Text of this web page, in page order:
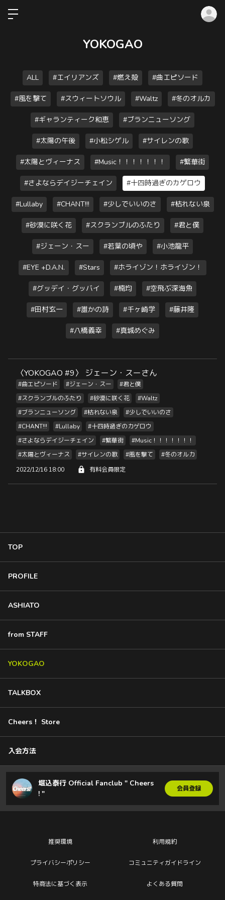
YOKOGAO
ALL #エイリアンズ #燃え殻 #曲エピソード
#風を撃て #スウィートソウル #Waltz #冬のオルカ
#ギャランティーク和恵 #ブランニューソング
#太陽の午後 #小松シゲル #サイレンの歌
#太陽とヴィーナス #Music！！！！！！！ #繁華街
#さよならデイジーチェイン #十四時過ぎのカゲロウ
#Lullaby #CHANT!!! #少しでいいのさ #枯れない泉
#砂漠に咲く花 #スクランブルのふたり #君と僕
#ジェーン・スー #若葉の頃や #小池龍平
#EYE +D.A.N. #Stars #ホライゾン！ホライゾン！
#グッデイ・グッバイ #楠均 #空飛ぶ深海魚
#田村玄一 #誰かの詩 #千ヶ崎学 #藤井隆
#八橋義幸 #真城めぐみ
〈YOKOGAO #9〉 ジェーン・スーさん
#曲エピソード #ジェーン・スー
#君と僕
#スクランブルのふたり
#砂漠に咲く花
#Waltz
#ブランニューソング
#枯れない泉
#少しでいいのさ
#CHANT!!!
#Lullaby
#十四時過ぎのカゲロウ
#さよならデイジーチェイン
#繁華街
#Music！！！！！！！
#太陽とヴィーナス
#サイレンの歌 #風を撃て
#冬のオルカ
2022/12/16 18:00
有料会員限定
TOP
PROFILE
ASHIATO
from STAFF
YOKOGAO
TALKBOX
Cheers！ Store
入会方法
堀込泰行 Official Fanclub " Cheers
! "
会員登録
推奨環境 利用規約
プライバシーポリシー コミュニティガイドライン
特商法に基づく表示 よくある質問